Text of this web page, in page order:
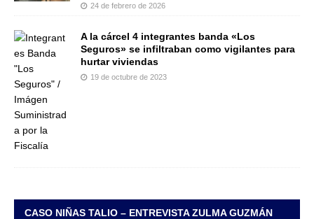
24 de febrero de 2026
A la cárcel 4 integrantes banda «Los
Seguros» se infiltraban como vigilantes para
hurtar viviendas
19 de octubre de 2023
CASO NIÑAS TALIO – ENTREVISTA ZULMA GUZMÁN